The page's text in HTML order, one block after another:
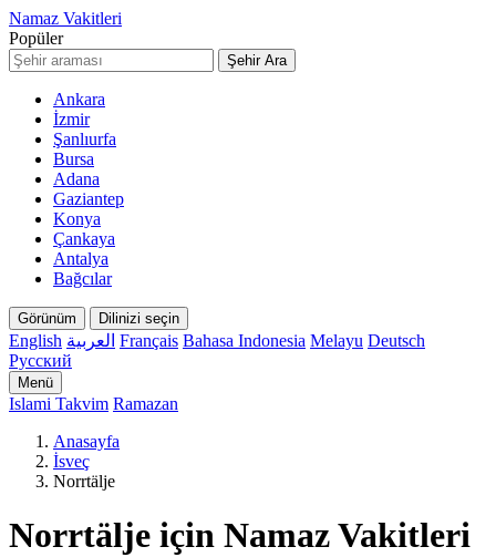
Namaz Vakitleri
Popüler
Şehir Ara
Ankara
İzmir
Şanlıurfa
Bursa
Adana
Gaziantep
Konya
Çankaya
Antalya
Bağcılar
Görünüm Dilinizi seçin
English العربية Français Bahasa Indonesia Melayu Deutsch
Русский
Menü
Islami Takvim Ramazan
Anasayfa
İsveç
Norrtälje
Norrtälje için Namaz Vakitleri